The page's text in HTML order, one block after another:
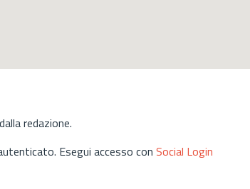
redazione.
Esegui accesso con Social Login